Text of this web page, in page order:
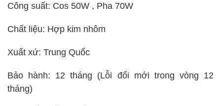
Công suất: Cos 50W , Pha 70W
Chất liệu: Hợp kim nhôm
Xuất xứ: Trung Quốc
Bảo hành: 12 tháng (Lỗi đổi mới trong vòng 12
tháng)